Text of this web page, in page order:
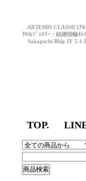
ARTEMIS CLASSIC[ｱ
ｸｾ&ｼﾞｭｴﾘｰ・結婚指輪ｾﾚ
Sakaguchi Bldg 1F 5-1
TOP.